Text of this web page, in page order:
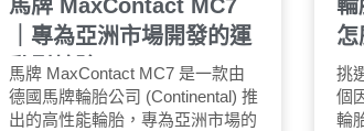
馬牌 MaxContact MC7
｜專為亞洲市場開發的運
動型輪胎
馬牌 MaxContact MC7 是一款由
德國馬牌輪胎公司 (Continental) 推
出的高性能輪胎，專為亞洲市場的
3D 雷射切割
形及排水花
溝槽中排出
輪
怎
挑
個
輪